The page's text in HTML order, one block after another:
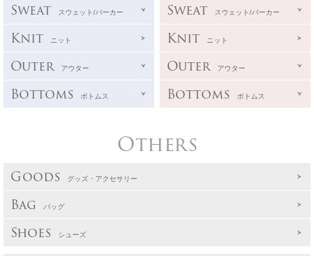
Sweat スウェット/パーカー
Knit ニット
Outer アウター
Bottoms ボトムス
Sweat スウェット/パーカー
Knit ニット
Outer アウター
Bottoms ボトムス
Others
Goods グッズ・アクセサリー
Bag バッグ
Shoes シューズ